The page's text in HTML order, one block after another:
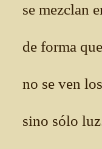
se mezclan
de forma
no se ven
sino sólo